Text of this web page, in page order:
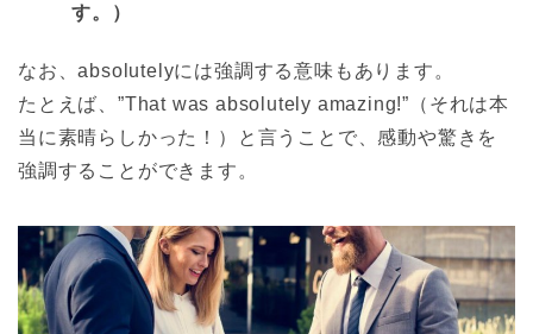
す。）
なお、absolutelyには強調する意味もあります。
たとえば、”That was absolutely amazing!”（それは本
当に素晴らしかった！）と言うことで、感動や驚きを
強調することができます。